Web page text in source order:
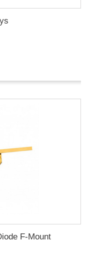
F-Mount